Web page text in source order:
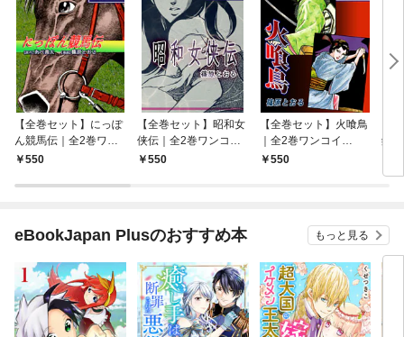
【全巻セット】にっぽ
ん競馬伝｜全2巻ワン
コイン！！
550
【全巻セット】昭和女
侠伝｜全2巻ワンコイ
ン！！
550
【全巻セット】火喰鳥
｜全2巻ワンコイ
ン！！
550
鑑
eBookJapan Plusのおすすめ本 もっと見る